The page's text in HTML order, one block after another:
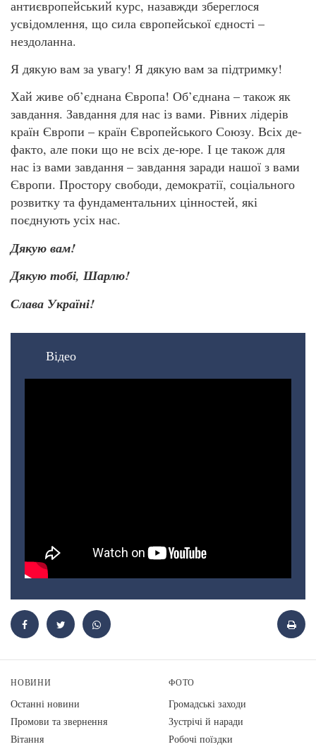
антиєвропейський курс, назавжди збереглося
усвідомлення, що сила європейської єдності –
нездоланна.
Я дякую вам за увагу! Я дякую вам за підтримку!
Хай живе об’єднана Європа! Об’єднана – також як
завдання. Завдання для нас із вами. Рівних лідерів
країн Європи – країн Європейського Союзу. Всіх де-
факто, але поки що не всіх де-юре. І це також для
нас із вами завдання – завдання заради нашої з вами
Європи. Простору свободи, демократії, соціального
розвитку та фундаментальних цінностей, які
поєднують усіх нас.
Дякую вам!
Дякую тобі, Шарлю!
Слава Україні!
Відео
НОВИНИ
Останні новини
Промови та звернення
Вiтання
ФОТО
Громадські заходи
Зустрічі й наради
Робочі поїздки